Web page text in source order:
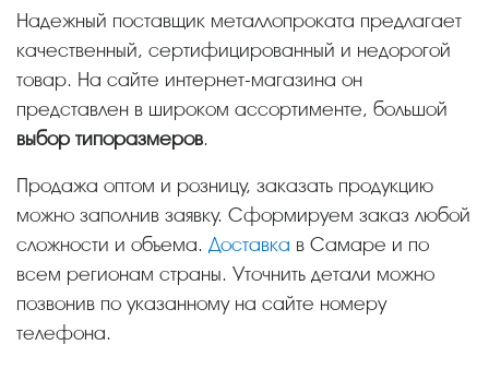
Надежный поставщик металлопроката предлагает
качественный, сертифицированный и недорогой
товар. На сайте интернет-магазина он
представлен в широком ассортименте, большой
выбор типоразмеров.
Продажа оптом и розницу, заказать продукцию
можно заполнив заявку. Сформируем заказ любой
сложности и объема. Доставка в Самаре и по
всем регионам страны. Уточнить детали можно
позвонив по указанному на сайте номеру
телефона.